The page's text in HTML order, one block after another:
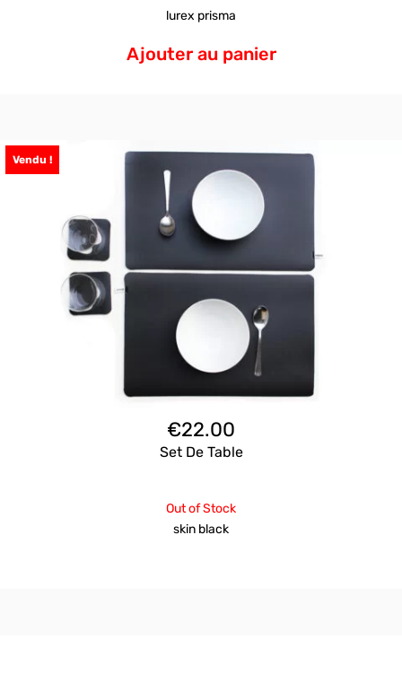
lurex prisma
Ajouter au panier
Vendu !
€22.00
Set De Table
Out of Stock
skin black